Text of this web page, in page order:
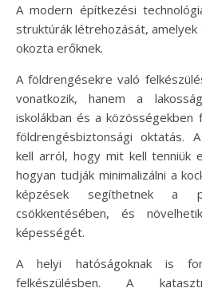
A modern építkezési
struktúrák létrehozását, amelyek
okozta erőknek.
A földrengésekre való
vonatkozik, hanem a
iskolákban és a
földrengésbiztonsági oktatás.
kell arról, hogy mit kell tenniük
hogyan tudják minimalizálni a
képzések segíthetnek
csökkentésében, és
képességét.
A helyi hatóságoknak is
felkészülésben. A